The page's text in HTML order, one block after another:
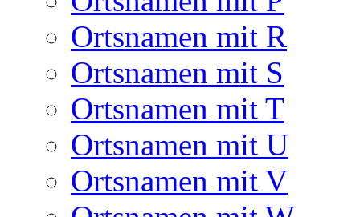
Ortsnamen mit R
Ortsnamen mit S
Ortsnamen mit T
Ortsnamen mit U
Ortsnamen mit V